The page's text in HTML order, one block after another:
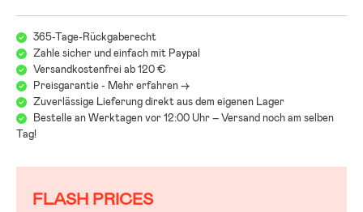
365-Tage-Rückgaberecht
Zahle sicher und einfach mit Paypal
Versandkostenfrei ab 120 €
Preisgarantie - Mehr erfahren ->
Zuverlässige Lieferung direkt aus dem eigenen Lager
Bestelle an Werktagen vor 12:00 Uhr – Versand noch am selben
Tag!
FLASH PRICES